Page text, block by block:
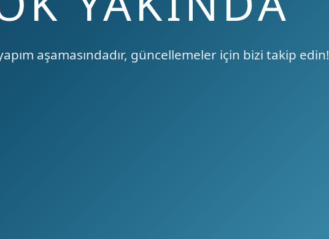
aşamasındadır, güncellemeler için bizi takip edin!